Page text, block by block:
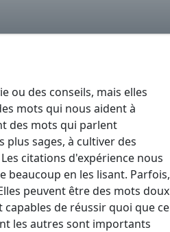
ou des conseils, mais elles
mots qui nous aident à
des mots qui parlent
sages, à cultiver des
citations d'expérience nous
beaucoup en les lisant. Parfois,
peuvent être des mots doux
de réussir quoi que ce
les autres sont importants